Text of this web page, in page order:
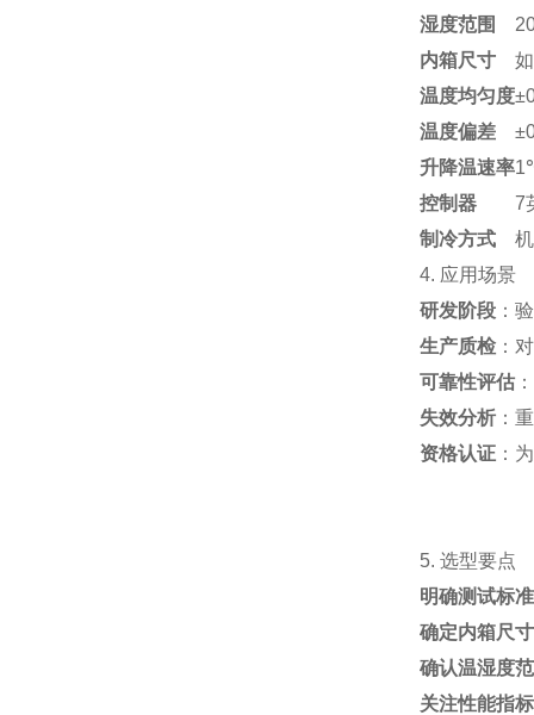
湿度范围
内箱尺寸
温度均匀度
温度偏差
升降温速率
控制器
7
制冷方式
4. 应用场景
研发阶段：
生产质检：
可靠性评估
失效分析：
资格认证：
5. 选型要点
明确测试标准
确定内箱尺寸
确认温湿度
关注性能指标